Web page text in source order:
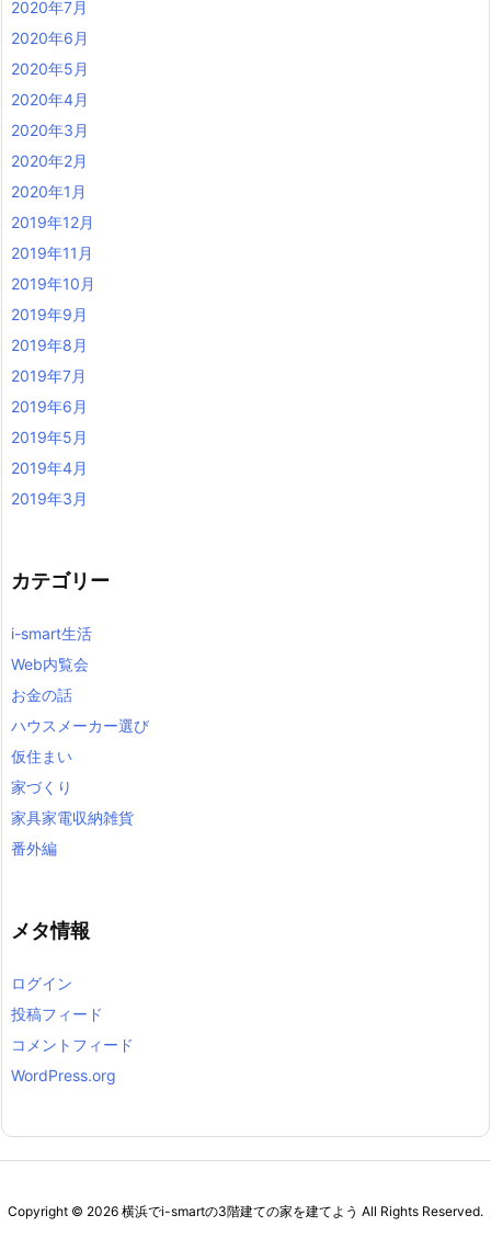
2020年7月
2020年6月
2020年5月
2020年4月
2020年3月
2020年2月
2020年1月
2019年12月
2019年11月
2019年10月
2019年9月
2019年8月
2019年7月
2019年6月
2019年5月
2019年4月
2019年3月
カテゴリー
i-smart生活
Web内覧会
お金の話
ハウスメーカー選び
仮住まい
家づくり
家具家電収納雑貨
番外編
メタ情報
ログイン
投稿フィード
コメントフィード
WordPress.org
Copyright © 2026 横浜でi-smartの3階建ての家を建てよう All Rights Reserved.